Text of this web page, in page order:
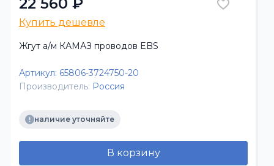
Купить дешевле
Жгут а/м КАМАЗ проводов EBS
Артикул: 65806-3724750-20
Производитель: Россия
наличие уточняйте
В корзину